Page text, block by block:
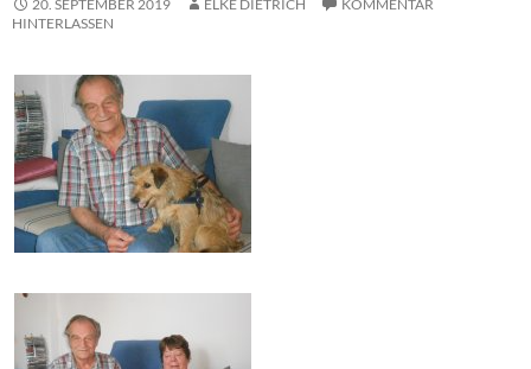
20. SEPTEMBER 2019 ELKE DIETRICH
KOMMENTAR
HINTERLASSEN